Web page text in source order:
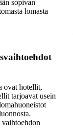
sopivan
lomasta
ovat hotellit,
tarjoavat usein